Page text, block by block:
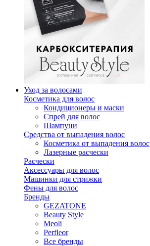
Уход за волосами
Косметика для волос
Кондиционеры и маски
Спрей для волос
Шампуни
Средства от выпадения волос
Косметика от выпадения волос
Лазерные расчески
Расчески
Аксессуары для волос
Машинки для стрижки
Фены для волос
Бренды
GEZATONE
Beauty Style
Meoli
Perfleor
Все бренды